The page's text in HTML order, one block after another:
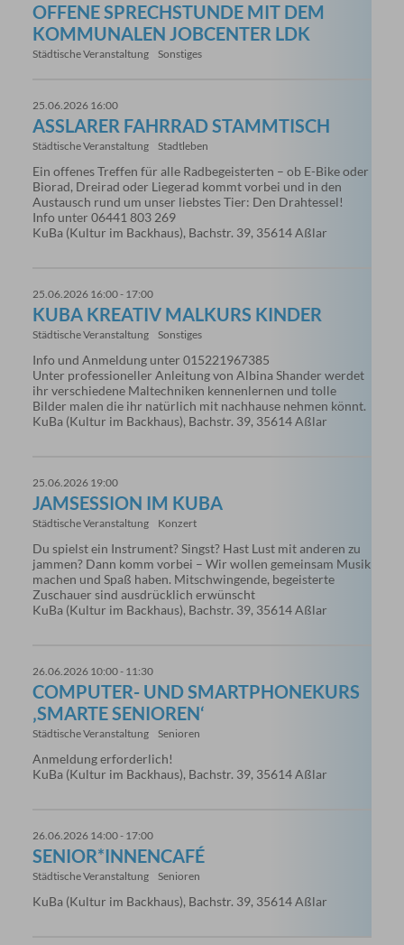
OFFENE SPRECHSTUNDE MIT DEM
KOMMUNALEN JOBCENTER LDK
Städtische Veranstaltung Sonstiges
25.06.2026 16:00
ASSLARER FAHRRAD STAMMTISCH
Städtische Veranstaltung Stadtleben
Ein offenes Treffen für alle Radbegeisterten – ob E-Bike oder
Biorad, Dreirad oder Liegerad kommt vorbei und in den
Austausch rund um unser liebstes Tier: Den Drahtessel!
Info unter 06441 803 269
KuBa (Kultur im Backhaus), Bachstr. 39, 35614 Aßlar
25.06.2026 16:00 - 17:00
KUBA KREATIV MALKURS KINDER
Städtische Veranstaltung Sonstiges
Info und Anmeldung unter 015221967385
Unter professioneller Anleitung von Albina Shander werdet
ihr verschiedene Maltechniken kennenlernen und tolle
Bilder malen die ihr natürlich mit nachhause nehmen könnt.
KuBa (Kultur im Backhaus), Bachstr. 39, 35614 Aßlar
25.06.2026 19:00
JAMSESSION IM KUBA
Städtische Veranstaltung Konzert
Du spielst ein Instrument? Singst? Hast Lust mit anderen zu
jammen? Dann komm vorbei – Wir wollen gemeinsam Musik
machen und Spaß haben. Mitschwingende, begeisterte
Zuschauer sind ausdrücklich erwünscht
KuBa (Kultur im Backhaus), Bachstr. 39, 35614 Aßlar
26.06.2026 10:00 - 11:30
COMPUTER- UND SMARTPHONEKURS
‚SMARTE SENIOREN‘
Städtische Veranstaltung Senioren
Anmeldung erforderlich!
KuBa (Kultur im Backhaus), Bachstr. 39, 35614 Aßlar
26.06.2026 14:00 - 17:00
SENIOR*INNENCAFÉ
Städtische Veranstaltung Senioren
KuBa (Kultur im Backhaus), Bachstr. 39, 35614 Aßlar